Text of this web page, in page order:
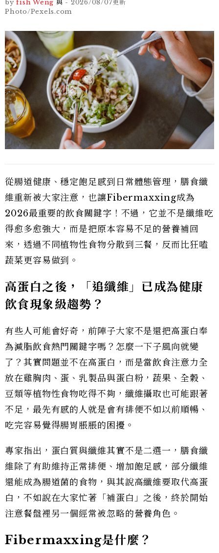
by fish Weng 與 - 2026/08/07更新
Photo/Pexels.com
從腸道健康、穩定飽足感到日常體態管理，膳食纖
維重新被大家注意，也讓Fibermaxxing成為
2026最重要的飲食關鍵字！不過，它並不是纖維吃
得愈多愈強大，而是把原本容易不足的營養補回
來，透過不同植物性食物分散到三餐，反而比狂嗑
蔬菜更容易做到。
高蛋白之後，「追纖維」已成為健康
飲食現象級趨勢？
有些人可能會好奇，前陣子大家不是還把高蛋白奉
為減脂飲食熱門關鍵字嗎？怎麼一下子風向就變
了？其實問題並不在高蛋白，而是當飲食注意力全
放在雞胸肉、蛋、乳製品與蛋白粉，蔬果、全穀、
豆類等植物性食物吃得不夠，纖維攝取也可能跟著
不足，最先有感的人就是會有排便不如以前順暢、
吃完容易覺得腸胃脹脹的困擾。
專家指出，蛋白質與纖維其實不是二選一，膳食纖
維除了有助維持正常排便、增加飽足感，部分纖維
還能成為腸道菌的食物，與其說高纖維要取代高蛋
白，不如說在大家忙著「補蛋白」之後，終於開始
注意餐盤裡另一個經常被忽略的營養角色。
Fibermaxxing是什麼？